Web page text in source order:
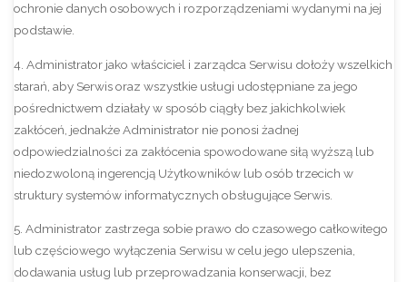
ochronie danych osobowych i rozporządzeniami wydanymi na jej
podstawie.
4. Administrator jako właściciel i zarządca Serwisu dołoży wszelkich
starań, aby Serwis oraz wszystkie usługi udostępniane za jego
pośrednictwem działały w sposób ciągły bez jakichkolwiek
zakłóceń, jednakże Administrator nie ponosi żadnej
odpowiedzialności za zakłócenia spowodowane siłą wyższą lub
niedozwoloną ingerencją Użytkowników lub osób trzecich w
struktury systemów informatycznych obsługujące Serwis.
5. Administrator zastrzega sobie prawo do czasowego całkowitego
lub częściowego wyłączenia Serwisu w celu jego ulepszenia,
dodawania usług lub przeprowadzania konserwacji, bez